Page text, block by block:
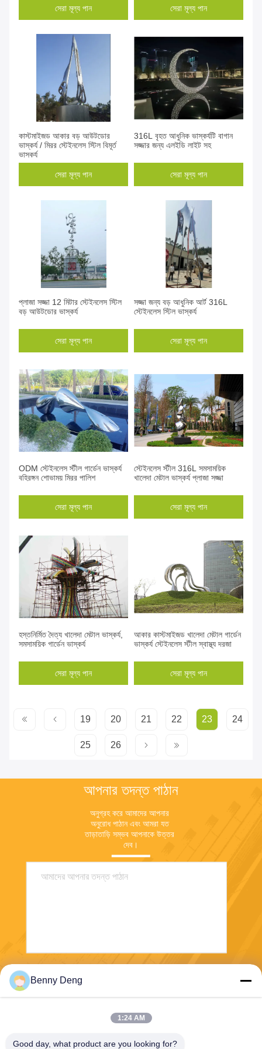
সেরা মূল্য পান সেরা মূল্য পান
কাস্টমাইজড আকার বড় আউটডোর
ভাস্কর্য / মিরর স্টেইনলেস স্টিল বিমূর্ত
ভাস্কর্য
সেরা মূল্য পান
316L বৃহত আধুনিক ভাস্কর্যটি বাগান
সজ্জার জন্য এলইডি লাইট সহ
সেরা মূল্য পান
প্লাজা সজ্জা 12 মিটার স্টেইনলেস স্টিল
বড় আউটডোর ভাস্কর্য
সেরা মূল্য পান
সজ্জা জন্য বড় আধুনিক আর্ট 316L
স্টেইনলেস স্টিল ভাস্কর্য
সেরা মূল্য পান
ODM স্টেইনলেস স্টীল গার্ডেন ভাস্কর্য
বহিরঙ্গন শোভাময় মিরর পালিশ
সেরা মূল্য পান
স্টেইনলেস স্টীল 316L সমসাময়িক
খালেদা মেটাল ভাস্কর্য প্লাজা সজ্জা
সেরা মূল্য পান
হস্তনির্মিত দৈত্য খালেদা মেটাল ভাস্কর্য,
সমসাময়িক গার্ডেন ভাস্কর্য
সেরা মূল্য পান
আকার কাস্টমাইজড খালেদা মেটাল গার্ডেন
ভাস্কর্য স্টেইনলেস স্টীল স্বাস্থ্য দরজা
সেরা মূল্য পান
19 20 21 22 23 24
25 26
আপনার তদন্ত পাঠান
অনুগ্রহ করে আমাদের আপনার
অনুরোধ পাঠান এবং আমরা যত
তাড়াতাড়ি সম্ভব আপনাকে উত্তর
দেব।
Benny Deng
1:24 AM
Good day, what product are you looking for?